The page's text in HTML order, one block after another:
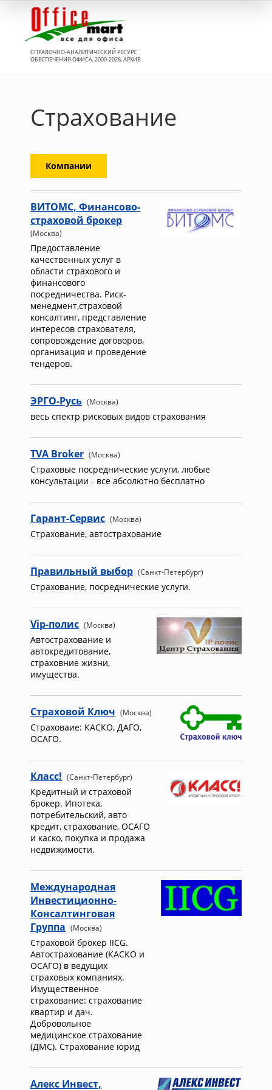
СПРАВОЧНО-АНАЛИТИЧЕСКИЙ РЕСУРС
ОБЕСПЕЧЕНИЯ ОФИСА, 2000-2026, АРХИВ
Страхование
Компании
ВИТОМС, Финансово-
страховой брокер
(Москва)
Предоставление
качественных услуг в
области страхового и
финансового
посредничества. Риск-
менедмент,страховой
консалтинг, представление
интересов страхователя,
сопровождение договоров,
организация и проведение
тендеров.
ЭРГО-Русь (Москва)
весь спектр рисковых видов страхования
TVA Broker (Москва)
Страховые посреднические услуги, любые
консультации - все абсолютно бесплатно
Гарант-Сервис (Москва)
Страхование, автострахование
Правильный выбор (Санкт-Петербург)
Страхование, посреднические услуги.
Vip-полис (Москва)
Автострахование и
автокредитование,
страховние жизни,
имущества.
Страховой Ключ (Москва)
Страховаие: КАСКО, ДАГО,
ОСАГО.
Класс! (Санкт-Петербург)
Кредитный и страховой
брокер. Ипотека,
потребительский, авто
кредит, страхование, ОСАГО
и каско, покупка и продажа
недвижимости.
Международная
Инвестиционно-
Консалтинговая
Группа (Москва)
Страховой брокер IICG.
Автострахование (КАСКО и
ОСАГО) в ведущих
страховых компаниях.
Имущественное
страхование: страхование
квартир и дач.
Добровольное
медицинское страхование
(ДМС). Страхование юрид
Алекс Инвест,